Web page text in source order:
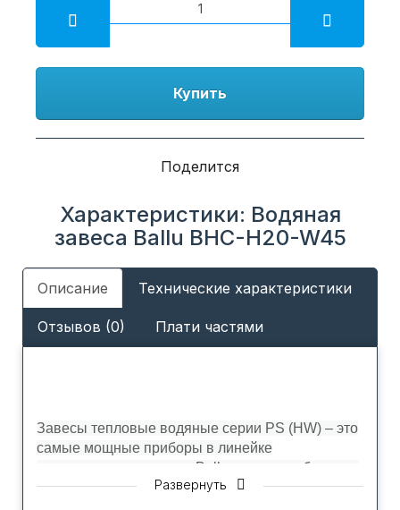
Купить
Поделится
Характеристики: Водяная
завеса Ballu BHC-H20-W45
Описание Технические характеристики
Отзывов (0) Плати частями
Завесы тепловые водяные серии PS (HW) – это
самые мощные приборы в линейке
высоконапорных завес Ballu, которые обладают
высокой производительностью и успешно
Развернуть